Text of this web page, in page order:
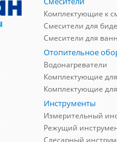
Комплектующие к
Смесители для биде
Смесители для
Отопительное
Водонагреватели
Инструменты
Измерительный
Режущий
Слесарный